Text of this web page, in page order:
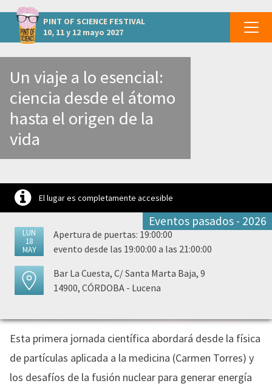
PINT OF SCIENCE FESTIVAL
10, 11 y 12 mayo 2027
otros eventos CÓRDOBA - Lucena
Un viaje a lo esencial:
ciencia desde el átomo
hasta el origen de la
vida
El lugar es completamente accesible
Eventos pasados - 2026
LUN
18
MAY
Apertura de puertas: 19:00:00
evento desde las 19:00:00 a las 21:00:00
Bar La Cuesta, C/ Santa Marta Baja, 9
14900, CÓRDOBA - Lucena
Esta primera jornada científica abordará desde la física
de partículas aplicada a la medicina (Carmen Torres) y
los desafíos de la fusión nuclear para generar energía